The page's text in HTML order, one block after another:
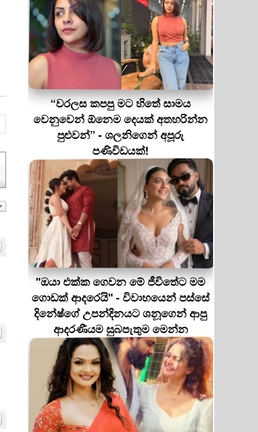
“වරලස කපපු මට හිතේ සාමය
වෙනුවෙන් ඕනෙම දෙයක් අතහරින්න
පුළුවන්” - ශලනිගෙන් අපූරු
පණිවිඩයක්!
''ඔයා එක්ක ගෙවන මේ ජීවිතේට මම
ගොඩක් ආදරෙයි'' - විවාහයෙන් පස්සේ
දිනේෂ්ගේ උපන්දිනයට ශනූගෙන් ආපු
ආදරණීයම සුබපැතුම මෙන්න